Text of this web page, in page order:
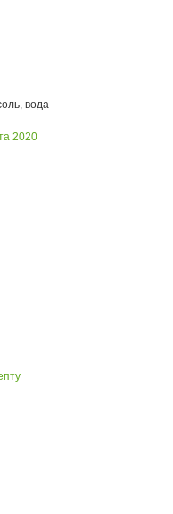
вода
2020